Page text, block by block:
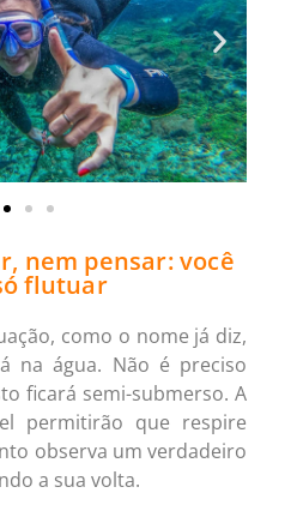
nem pensar: você
flutuar
como o nome já diz,
na água. Não é preciso
ficará semi-submerso. A
permitirão que respire
observa um verdadeiro
a sua volta.